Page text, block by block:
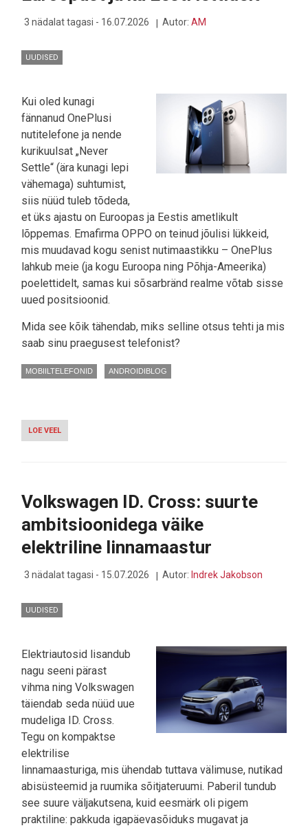
3 nädalat tagasi - 16.07.2026 Autor: AM
UUDISED
Kui oled kunagi
fännanud OnePlusi
nutitelefone ja nende
kurikuulsat „Never
Settle“ (ära kunagi lepi
vähemaga) suhtumist,
siis nüüd tuleb tõdeda,
et üks ajastu on Euroopas ja Eestis ametlikult
lõppemas. Emafirma OPPO on teinud jõulisi lükkeid,
mis muudavad kogu senist nutimaastikku – OnePlus
lahkub meie (ja kogu Euroopa ning Põhja-Ameerika)
poelettidelt, samas kui sõsarbränd realme võtab sisse
uued positsioonid.
Mida see kõik tähendab, miks selline otsus tehti ja mis
saab sinu praegusest telefonist?
MOBIILTELEFONID ANDROIDIBLOG
LOE VEEL
NÜÜD
JA
EESTI
Volkswagen ID. Cross: suurte
ambitsioonidega väike
elektriline linnamaastur
3 nädalat tagasi - 15.07.2026 Autor: Indrek Jakobson
UUDISED
Elektriautosid lisandub
nagu seeni pärast
vihma ning Volkswagen
täiendab seda nüüd uue
mudeliga ID. Cross.
Tegu on kompaktse
elektrilise
linnamaasturiga, mis ühendab tuttava välimuse, nutikad
abisüsteemid ja ruumika sõitjateruumi. Paberil tundub
see suure väljakutsena, kuid eesmärk oli pigem
praktiline: pakkuda igapäevasõiduks mugavat ja